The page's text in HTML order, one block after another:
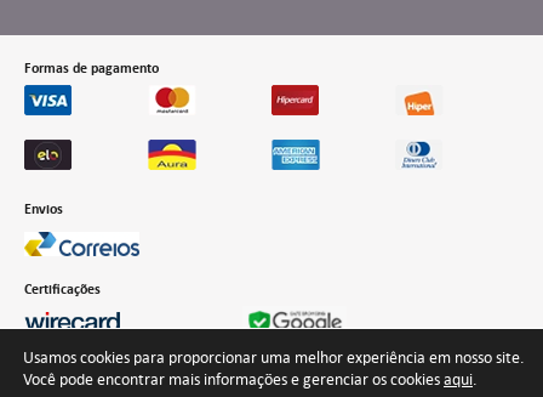
Formas de pagamento
Envios
Certificações
Desenvolvido por Interteia Comunicação
Usamos cookies para proporcionar uma melhor experiência em nosso site.
Você pode encontrar mais informações e gerenciar os cookiesaqui.